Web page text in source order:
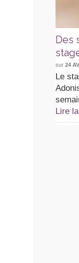
Des
sur24
Le
Lire